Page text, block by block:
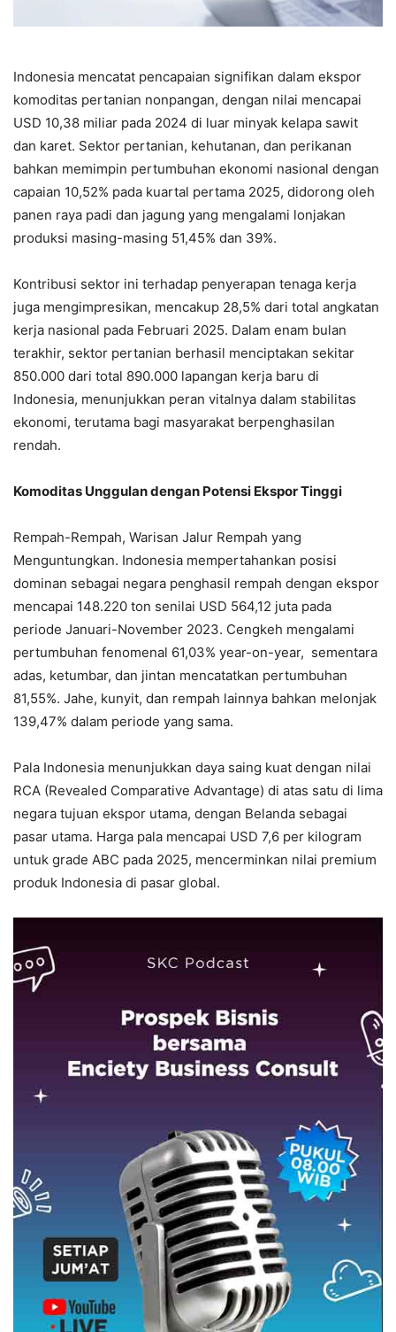
Indonesia mencatat pencapaian signifikan dalam ekspor
komoditas pertanian nonpangan, dengan nilai mencapai
USD 10,38 miliar pada 2024 di luar minyak kelapa sawit
dan karet. Sektor pertanian, kehutanan, dan perikanan
bahkan memimpin pertumbuhan ekonomi nasional dengan
capaian 10,52% pada kuartal pertama 2025, didorong oleh
panen raya padi dan jagung yang mengalami lonjakan
produksi masing-masing 51,45% dan 39%.
Kontribusi sektor ini terhadap penyerapan tenaga kerja
juga mengimpresikan, mencakup 28,5% dari total angkatan
kerja nasional pada Februari 2025. Dalam enam bulan
terakhir, sektor pertanian berhasil menciptakan sekitar
850.000 dari total 890.000 lapangan kerja baru di
Indonesia, menunjukkan peran vitalnya dalam stabilitas
ekonomi, terutama bagi masyarakat berpenghasilan
rendah.
Komoditas Unggulan dengan Potensi Ekspor Tinggi
Rempah-Rempah, Warisan Jalur Rempah yang
Menguntungkan. Indonesia mempertahankan posisi
dominan sebagai negara penghasil rempah dengan ekspor
mencapai 148.220 ton senilai USD 564,12 juta pada
periode Januari-November 2023. Cengkeh mengalami
pertumbuhan fenomenal 61,03% year-on-year, sementara
adas, ketumbar, dan jintan mencatatkan pertumbuhan
81,55%. Jahe, kunyit, dan rempah lainnya bahkan melonjak
139,47% dalam periode yang sama.
Pala Indonesia menunjukkan daya saing kuat dengan nilai
RCA (Revealed Comparative Advantage) di atas satu di lima
negara tujuan ekspor utama, dengan Belanda sebagai
pasar utama. Harga pala mencapai USD 7,6 per kilogram
untuk grade ABC pada 2025, mencerminkan nilai premium
produk Indonesia di pasar global.